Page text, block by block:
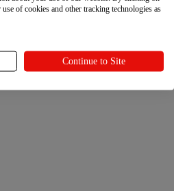
of cookies and other tracking technologies as
Continue to Site